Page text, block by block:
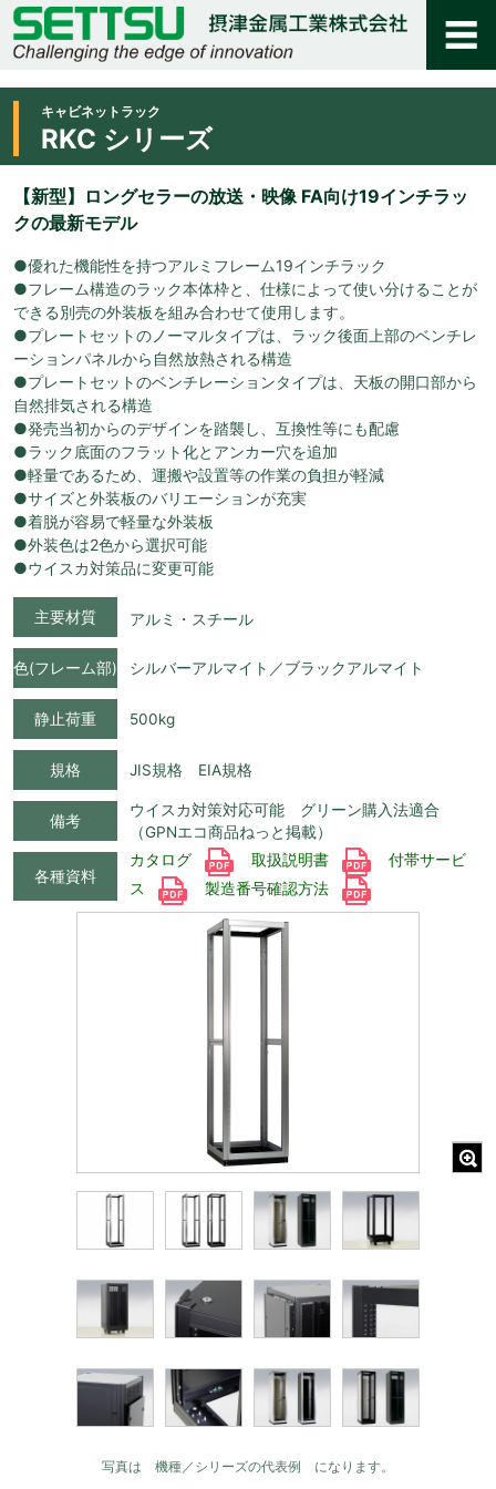
キャビネットラック
RKC シリーズ
【新型】ロングセラーの放送・映像 FA向け19インチラッ
クの最新モデル
●優れた機能性を持つアルミフレーム19インチラック
●フレーム構造のラック本体枠と、仕様によって使い分けることが
できる別売の外装板を組み合わせて使用します。
●プレートセットのノーマルタイプは、ラック後面上部のベンチレ
ーションパネルから自然放熱される構造
●プレートセットのベンチレーションタイプは、天板の開口部から
自然排気される構造
●発売当初からのデザインを踏襲し、互換性等にも配慮
●ラック底面のフラット化とアンカー穴を追加
●軽量であるため、運搬や設置等の作業の負担が軽減
●サイズと外装板のバリエーションが充実
●着脱が容易で軽量な外装板
●外装色は2色から選択可能
●ウイスカ対策品に変更可能
主要材質 アルミ・スチール
色(フレーム部) シルバーアルマイト／ブラックアルマイト
静止荷重 500kg
規格 JIS規格 EIA規格
備考
ウイスカ対策対応可能 グリーン購入法適合
（GPNエコ商品ねっと掲載）
各種資料
カタログ 取扱説明書
付帯サービ
ス
製造番号確認方法
写真は 機種／シリーズの代表例 になります。